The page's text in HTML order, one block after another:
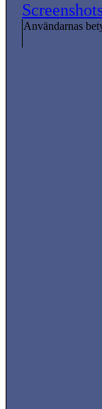
Användarnas